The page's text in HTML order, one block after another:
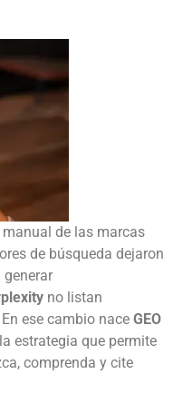
de las marcas
de búsqueda dejaron
no listan
ese cambio nace GEO
estrategia que permite
comprenda y cite